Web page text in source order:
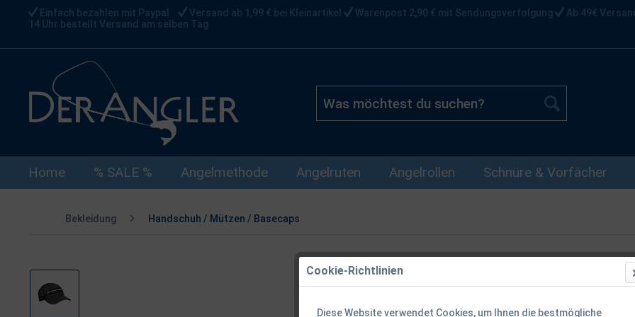
Einfach bezahlen mit Paypal Versand ab 1,99 € bei Kleinartikel Warenpost 2,90 € mit Sendungsverfolgung Ab 49€
14 Uhr bestellt Versand am selben Tag
Home % SALE % Angelmethode Angelruten Angelrollen Schnüre & Vorfächer
Bekleidung Handschuh / Mützen / Basecaps
Savage
Melange
Cookie-Richtlinien
Diese Website verwendet Cookies, um Ihnen die bestmögliche